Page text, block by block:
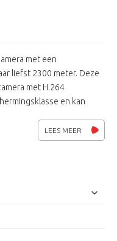
met een
liefst 2300 meter. Deze
met H.264
en kan
behuizing volgens IP66
als CVBD video-
LEES MEER